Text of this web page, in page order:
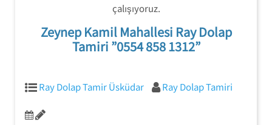
çalışıyoruz.
Zeynep Kamil Mahallesi Ray Dolap
Tamiri ”0554 858 1312”
Ray Dolap Tamir Üsküdar Ray Dolap Tamiri